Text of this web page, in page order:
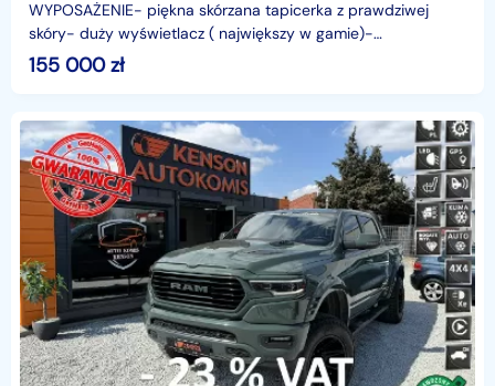
WYPOSAŻENIE- piękna skórzana tapicerka z prawdziwej
skóry- duży wyświetlacz ( największy w gamie)-
podgrzewane i wentylowane siedzenia przednie oraz tylne-
pod
155 000zł